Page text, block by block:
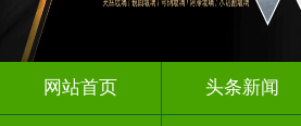
网站首页 头条新闻